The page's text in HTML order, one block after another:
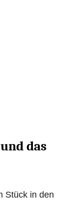
das
Stück in den